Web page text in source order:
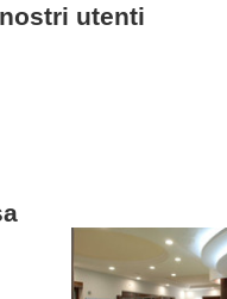
utenti